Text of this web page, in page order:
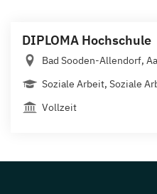
DIPLOMA Hochschule
Bad Sooden-Allendorf,
Soziale Arbeit, Soziale
Vollzeit